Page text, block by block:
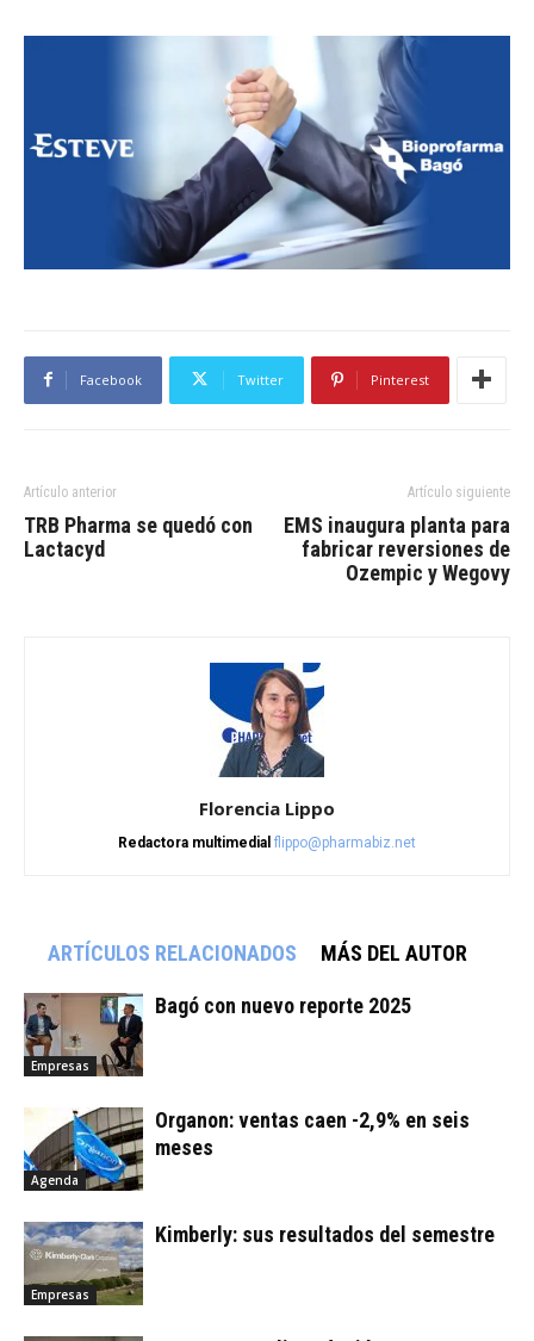
Facebook Twitter Pinterest
Artículo anterior
TRB Pharma se quedó con
Lactacyd
Artículo siguiente
EMS inaugura planta para
fabricar reversiones de
Ozempic y Wegovy
Florencia Lippo
Redactora multimedial flippo@pharmabiz.net
ARTÍCULOS RELACIONADOS MÁS DEL AUTOR
Empresas
Bagó con nuevo reporte 2025
Agenda
Organon: ventas caen -2,9% en seis
meses
Empresas
Kimberly: sus resultados del semestre